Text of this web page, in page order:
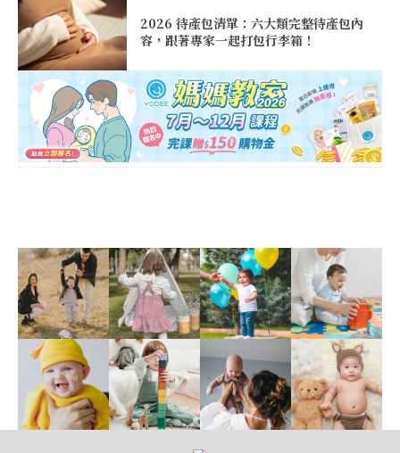
2026 待產包清單：六大類完整待產包內
容，跟著專家一起打包行李箱！